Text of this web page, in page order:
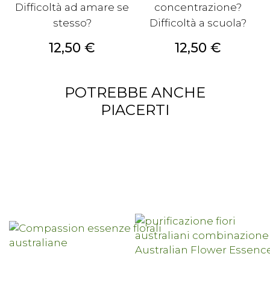
Difficoltà ad amare se
stesso?
Prezzo
12,50 €
concentrazione?
Difficoltà a scuola?
Prezzo
12,50 €
POTREBBE ANCHE
PIACERTI